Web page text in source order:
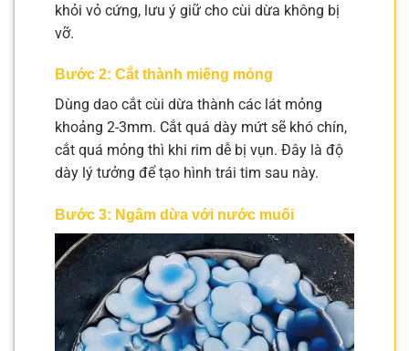
khỏi vỏ cứng, lưu ý giữ cho cùi dừa không bị
vỡ.
Bước 2: Cắt thành miếng mỏng
Dùng dao cắt cùi dừa thành các lát mỏng
khoảng 2-3mm. Cắt quá dày mứt sẽ khó chín,
cắt quá mỏng thì khi rim dễ bị vụn. Đây là độ
dày lý tưởng để tạo hình trái tim sau này.
Bước 3: Ngâm dừa với nước muối